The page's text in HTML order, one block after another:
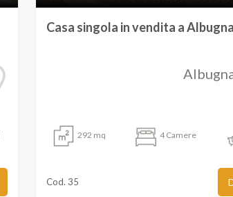
Casa singola in vendita a
292 mq 4 Camere
Cod. 35